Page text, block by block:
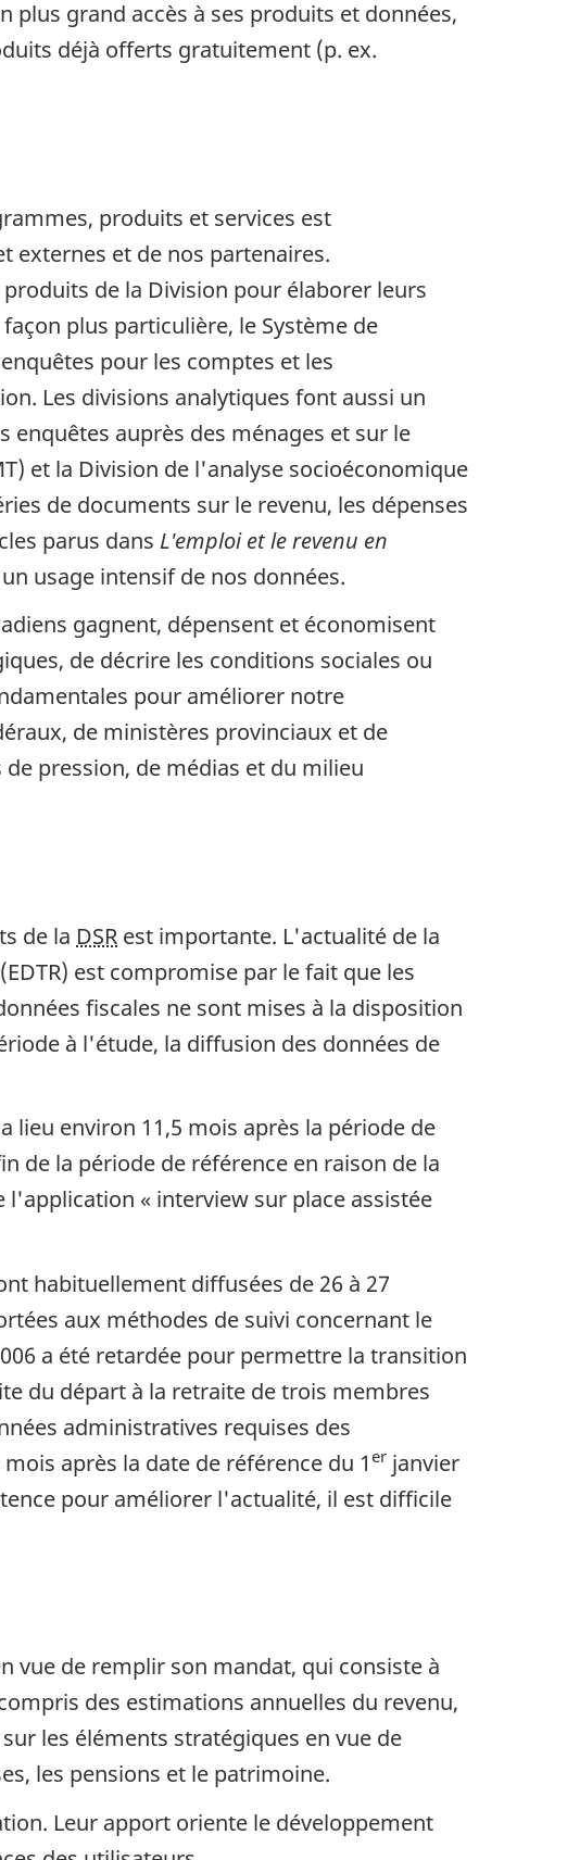
grand accès à ses produits et données,
déjà offerts gratuitement (p. ex.
produits et services est
externes et de nos partenaires.
de la Division pour élaborer leurs
plus particulière, le Système de
pour les comptes et les
Les divisions analytiques font aussi un
auprès des ménages et sur le
et la Division de l'analyse socioéconomique
de documents sur le revenu, les dépenses
parus dans L'emploi et le revenu en
usage intensif de nos données.
gagnent, dépensent et économisent
de décrire les conditions sociales ou
pour améliorer notre
de ministères provinciaux et de
pression, de médias et du milieu
de la DSR est importante. L'actualité de la
est compromise par le fait que les
fiscales ne sont mises à la disposition
à l'étude, la diffusion des données de
lieu environ 11,5 mois après la période de
de la période de référence en raison de la
« interview sur place assistée
habituellement diffusées de 26 à 27
aux méthodes de suivi concernant le
a été retardée pour permettre la transition
du départ à la retraite de trois membres
administratives requises des
après la date de référence du 1 er janvier
pour améliorer l'actualité, il est difficile
vue de remplir son mandat, qui consiste à
des estimations annuelles du revenu,
les éléments stratégiques en vue de
les pensions et le patrimoine.
Leur apport oriente le développement